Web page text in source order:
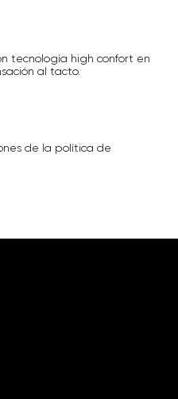
tecnología high confort en
al tacto.
de la política de